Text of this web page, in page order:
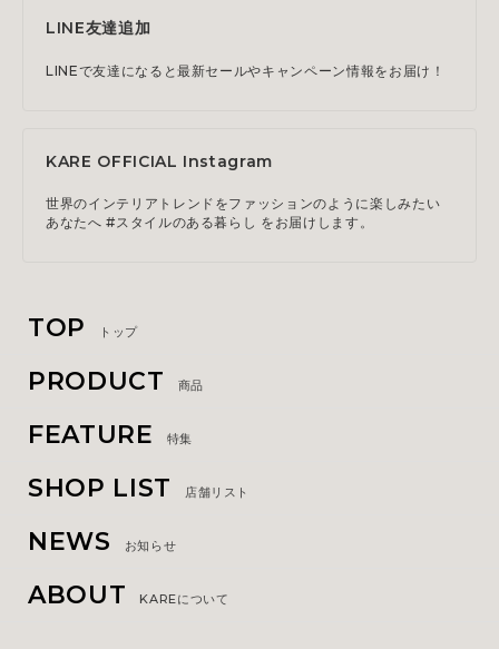
LINE友達追加
LINEで友達になると最新セールやキャンペーン情報をお届け！
KARE OFFICIAL Instagram
世界のインテリアトレンドをファッションのように楽しみたい
あなたへ #スタイルのある暮らし をお届けします。
TOP トップ
PRODUCT 商品
FEATURE 特集
SHOP LIST 店舗リスト
NEWS お知らせ
ABOUT KAREについて